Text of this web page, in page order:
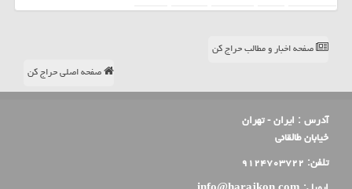
صفحه اخبار و مطالب حراج کن
صفحه اصلی حراج کن
آدرس : ایران - تهران
خیابان طالقانی
تلفن: ۹۱۲۴۷۰۳۷۲۲